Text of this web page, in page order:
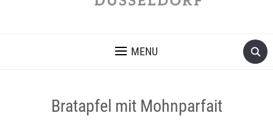
MENU
Bratapfel mit Mohnparfait